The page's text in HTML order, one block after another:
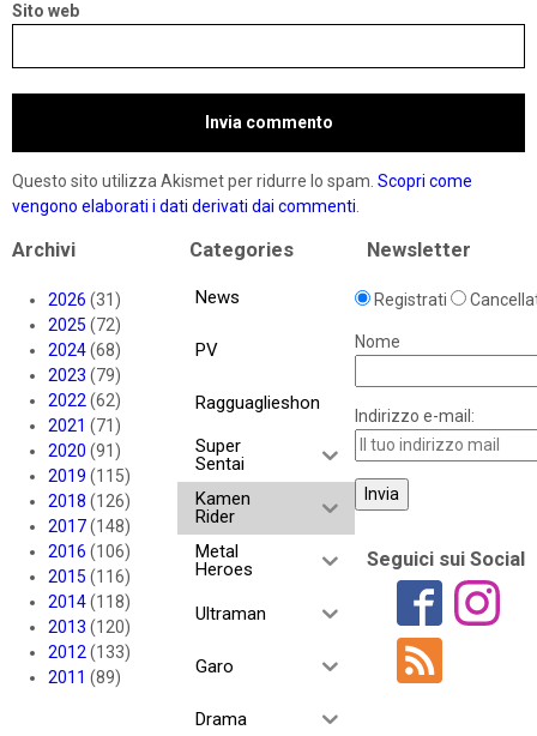
Sito web
Questo sito utilizza Akismet per ridurre lo spam. Scopri come
vengono elaborati i dati derivati dai commenti.
Archivi
2026 (31)
2025 (72)
2024(68)
2023 (79)
2022(62)
2021 (71)
2020 (91)
2019 (115)
2018 (126)
2017(148)
2016 (106)
2015 (116)
2014(118)
2013 (120)
2012(133)
2011 (89)
Categories
News
PV
Ragguaglieshon
Super
Sentai
Kamen
Rider
Metal
Heroes
Ultraman
Garo
Drama
Newsletter
Registrati
Nome
Indirizzo e-mail:
Seguici sui Social